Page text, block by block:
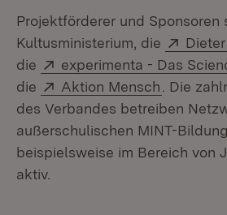
Projektförderer und Sponsoren
Kultusministerium, die
die
Extern:
experimenta - Das
die
Extern:
Aktion Mensch (Öffnet
. Die
des Verbandes betreiben
außerschulischen MINT-
beispielsweise im Bereich von
aktiv.